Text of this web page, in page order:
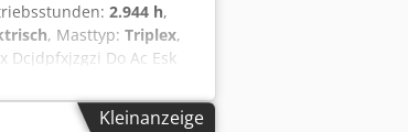
2.944 h,
, Masttyp: Triplex,
Dcjdpfxjzgzi Do Ac Esk
80V Seitenschieber, 3.
Kleinanzeige